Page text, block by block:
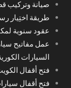
صيانة وتركيب
طريقة اختِيار
عقود سنوية
عمل مفاتيح
السيارات
فتح أقفال الكويت 52227339 قريب على
فتح أقفال سيارات